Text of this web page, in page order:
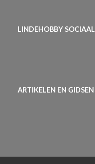
LINDEHOBBY SOCIAAL
ARTIKELEN EN GIDSEN